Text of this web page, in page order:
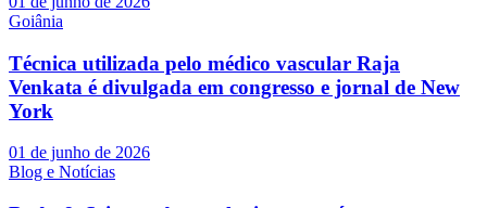
Goiânia
Técnica utilizada pelo médico vascular Raja
Venkata é divulgada em congresso e jornal de New
York
01 de junho de 2026
Blog e Notícias